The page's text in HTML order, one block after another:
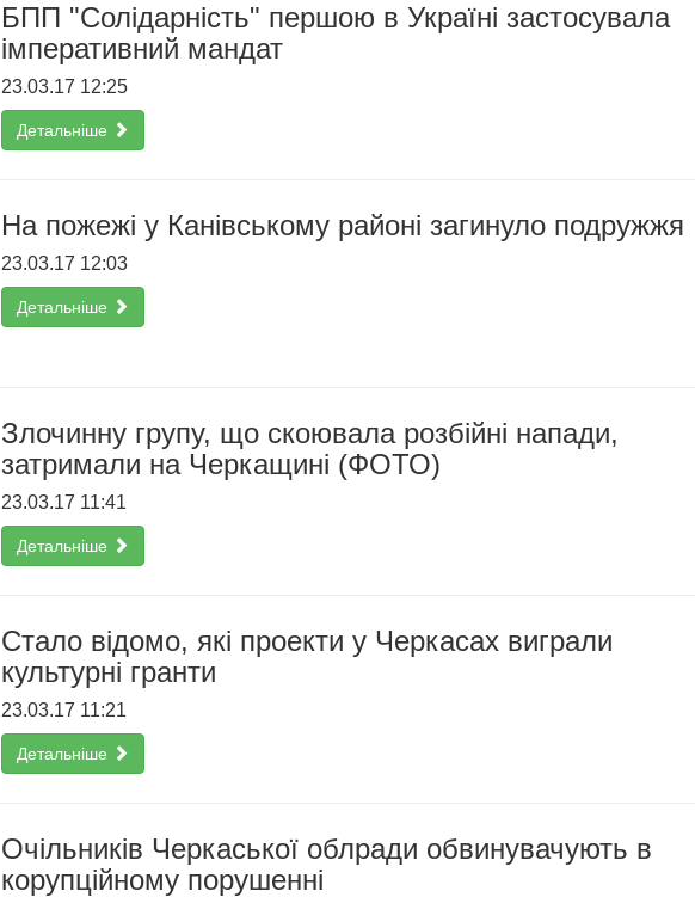
БПП "Солідарність" першою в Україні застосувала
імперативний мандат
23.03.17 12:25
Детальніше
На пожежі у Канівському районі загинуло подружжя
23.03.17 12:03
Детальніше
Злочинну групу, що скоювала розбійні напади,
затримали на Черкащині (ФОТО)
23.03.17 11:41
Детальніше
Стало відомо, які проекти у Черкасах виграли
культурні гранти
23.03.17 11:21
Детальніше
Очільників Черкаської облради обвинувачують в
корупційному порушенні